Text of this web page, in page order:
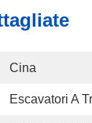
Cina
Escavatori A